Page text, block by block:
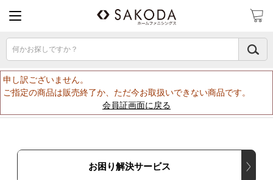
何かお探しですか？
申し訳ございません。
ご指定の商品は販売終了か、ただ今お取扱いできない商品です。
会員証画面に戻る
お困り解決サービス